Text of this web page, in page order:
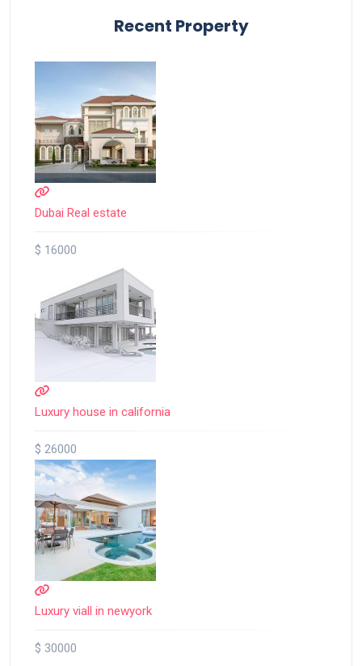
Recent Property
Dubai Real estate
$ 16000
Luxury house in california
$ 26000
Luxury viall in newyork
$ 30000